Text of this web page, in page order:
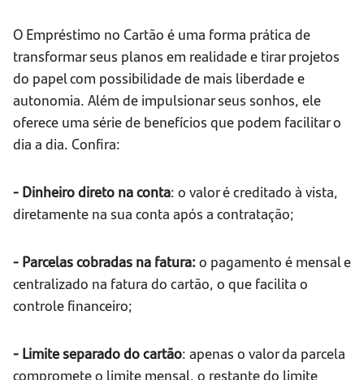
O Empréstimo no Cartão é uma forma prática de
transformar seus planos em realidade e tirar projetos
do papel com possibilidade de mais liberdade e
autonomia. Além de impulsionar seus sonhos, ele
oferece uma série de benefícios que podem facilitar o
dia a dia. Confira:
- Dinheiro direto na conta: o valor é creditado à vista,
diretamente na sua conta após a contratação;
- Parcelas cobradas na fatura: o pagamento é mensal e
centralizado na fatura do cartão, o que facilita o
controle financeiro;
- Limite separado do cartão: apenas o valor da parcela
compromete o limite mensal, o restante do limite